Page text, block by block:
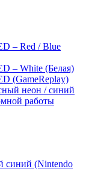
– Red / Blue
– White (Белая)
(GameReplay)
неон / синий
работы
синий (Nintendo